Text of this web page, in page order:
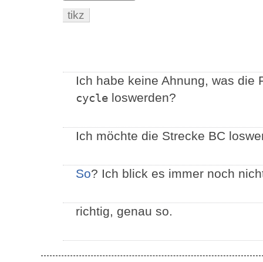
tikz
Ich habe keine Ahnung, was die
cycle loswerden?
Ich möchte die Strecke BC
So? Ich blick es immer noch
richtig, genau so.